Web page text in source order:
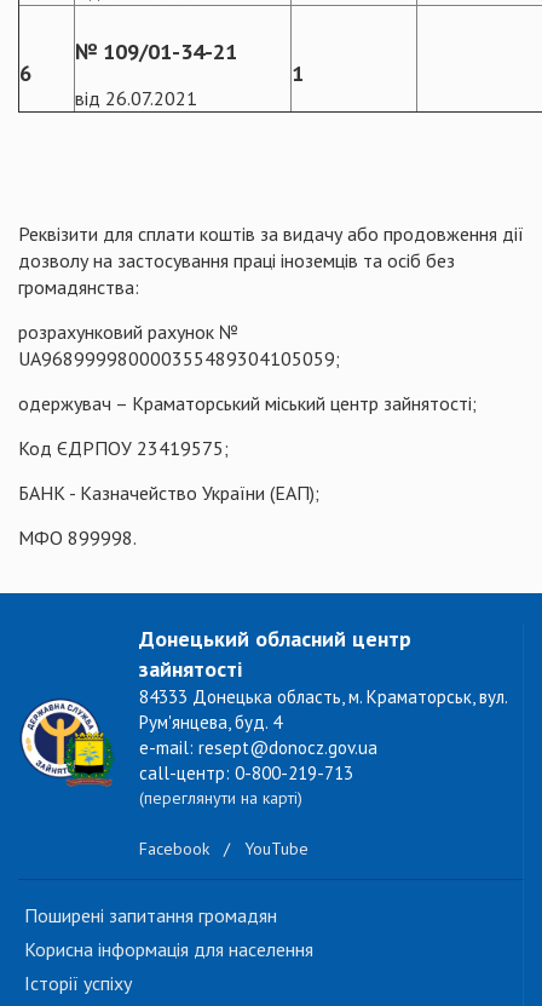
6
№ 109/01-34-21
від 26.07.2021
1
Реквізити для сплати коштів за видачу або продовження дії
дозволу на застосування праці іноземців та осіб без
громадянства:
розрахунковий рахунок №
UA968999980000355489304105059;
одержувач – Краматорський міський центр зайнятості;
Код ЄДРПОУ 23419575;
БАНК - Казначейство України (ЕАП);
МФО 899998.
Донецький обласний центр
зайнятості
84333 Донецька область, м. Краматорськ, вул.
Рум'янцева, буд. 4
e-mail: resept@donocz.gov.ua
call-центр: 0-800-219-713
(переглянути на карті)
Facebook / YouTube
Поширені запитання громадян
Корисна інформація для населення
Історії успіху